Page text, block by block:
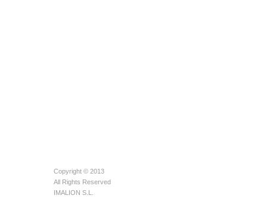
Copyright © 2013
All Rights Reserved
IMALION S.L.